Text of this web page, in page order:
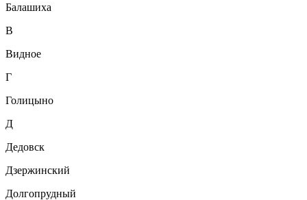
Балашиха
В
Видное
Г
Голицыно
Д
Дедовск
Дзержинский
Долгопрудный